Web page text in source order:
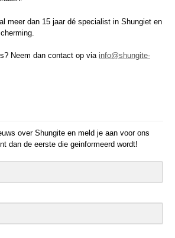
meer dan 15 jaar dé specialist in Shungiet en
Neem dan contact op via info@shungite-
over Shungite en meld je aan voor ons
dan de eerste die geinformeerd wordt!